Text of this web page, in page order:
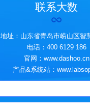
联系大数
地址：山东省青岛市崂山区智
电话：400 6129 186
官网：www.dashoo.cn
产品&系统站：